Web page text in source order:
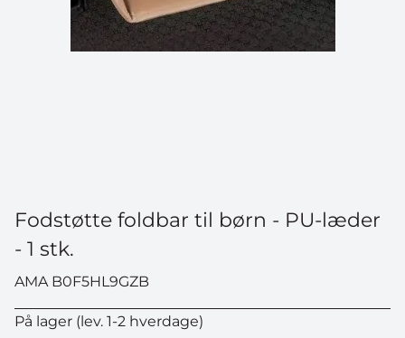
Fodstøtte foldbar til børn - PU-læder
- 1 stk.
AMA B0F5HL9GZB
På lager (lev. 1-2 hverdage)